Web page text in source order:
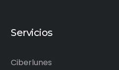
Servicios
Ciberlunes